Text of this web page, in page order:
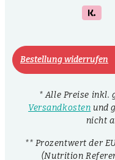
Bestellung widerrufen
* Alle Preise inkl.
Versandkosten und
nicht
** Prozentwert der
(Nutrition